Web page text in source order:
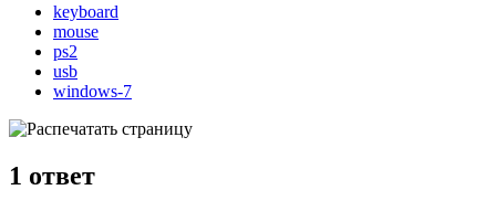
keyboard
mouse
ps2
usb
windows-7
1 ответ